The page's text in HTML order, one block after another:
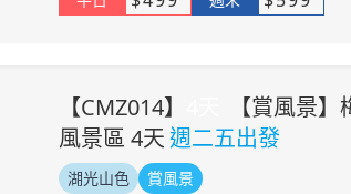
【CMZ014】
【賞風景
風景區 4天週二五出發
湖光山色
賞風景